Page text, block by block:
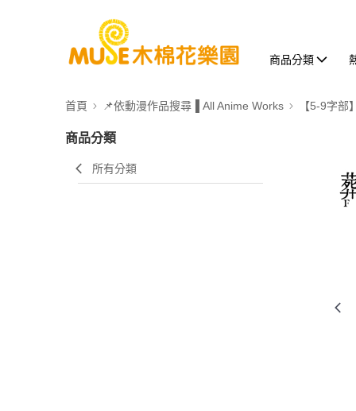
商品分類
首頁 📌依動漫作品搜尋▐ All Anime Works 【5-9字部
商品分類
所有分類